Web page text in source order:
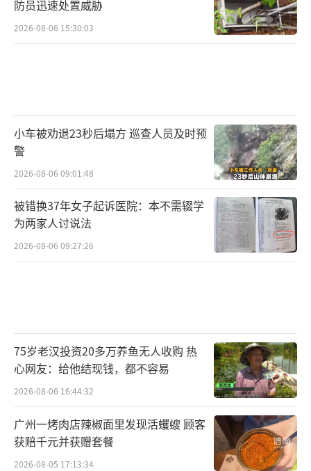
防员迅速处置威胁
2026-08-06 15:30:03
小车被劝退23秒后塌方 巡查人员及时预
警
2026-08-06 09:01:48
被错换37年女子起诉医院：本不需辍学
为两家人讨说法
2026-08-06 09:27:26
75岁老汉投资20多万养鱼无人收购 热
心网友：给他结现钱，都不容易
2026-08-06 16:44:32
广州一烤肉店辣椒面里发现活蠼螋 顾客
获赔千元并获赠套餐
2026-08-05 17:13:34